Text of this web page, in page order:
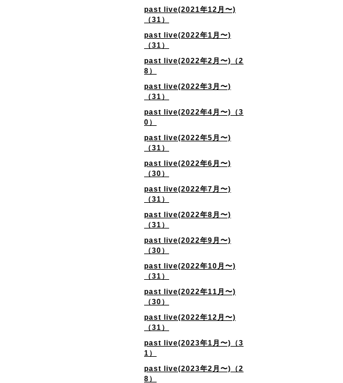
past live(2021年12月〜)
（31）
past live(2022年1月〜)
（31）
past live(2022年2月〜)（2
8）
past live(2022年3月〜)
（31）
past live(2022年4月〜)（3
0）
past live(2022年5月〜)
（31）
past live(2022年6月〜)
（30）
past live(2022年7月〜)
（31）
past live(2022年8月〜)
（31）
past live(2022年9月〜)
（30）
past live(2022年10月〜)
（31）
past live(2022年11月〜)
（30）
past live(2022年12月〜)
（31）
past live(2023年1月〜)（3
1）
past live(2023年2月〜)（2
8）